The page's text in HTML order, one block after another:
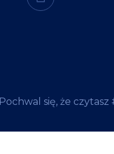
Pochwal się, że